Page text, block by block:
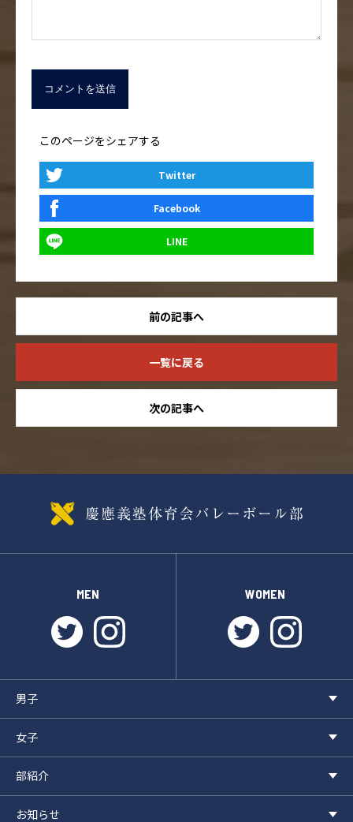
このページをシェアする
Twitter
Facebook
LINE
前の記事へ
一覧に戻る
次の記事へ
MEN
twitterinstagram
WOMEN
twitter
男子
女子
部紹介
お知らせ